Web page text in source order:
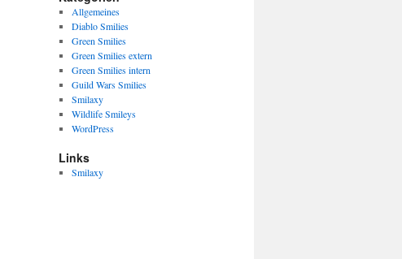
Allgemeines
Diablo Smilies
Green Smilies
Green Smilies extern
Green Smilies intern
Guild Wars Smilies
Smilaxy
Wildlife Smileys
WordPress
Links
Smilaxy